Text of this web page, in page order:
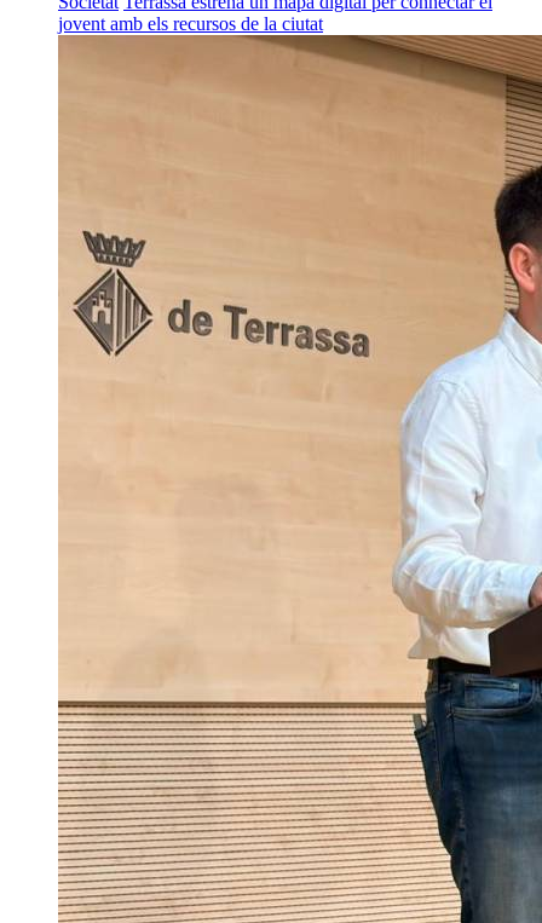
jovent amb els recursos de la ciutat